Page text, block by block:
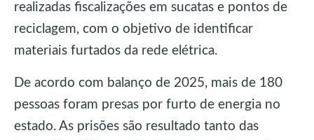
realizadas fiscalizações em sucatas e pontos de
reciclagem, com o objetivo de identificar
materiais furtados da rede elétrica.
De acordo com balanço de 2025, mais de 180
pessoas foram presas por furto de energia no
estado. As prisões são resultado tanto das